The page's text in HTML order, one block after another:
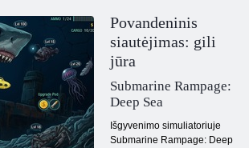
Povandeninis
siautėjimas: gili
jūra
Submarine Rampage:
Deep Sea
Išgyvenimo simuliatoriuje
Submarine Rampage: Deep